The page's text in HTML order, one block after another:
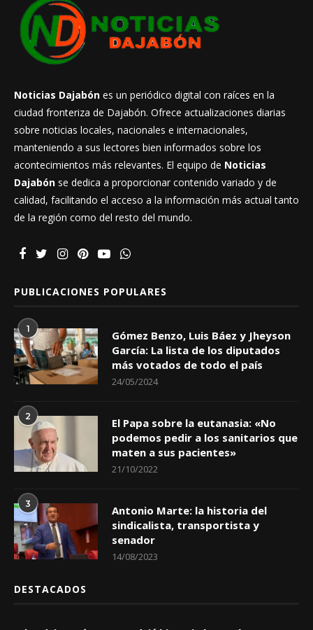
Noticias Dajabón es un periódico digital con raíces en la
ciudad fronteriza de Dajabón. Ofrece actualizaciones diarias
sobre noticias locales, nacionales e internacionales,
manteniendo a sus lectores bien informados sobre los
acontecimientos más relevantes. El equipo de Noticias
Dajabón se dedica a proporcionar contenido variado y de
calidad, facilitando el acceso a la información más actual tanto
de la región como del resto del mundo.
PUBLICACIONES POPULARES
1
Gómez Benzo, Luis Báez y Jheyson
García: La lista de los diputados
más votados de todo el país
24/05/2024
2
El Papa sobre la eutanasia: «No
podemos pedir a los sanitarios que
maten a sus pacientes»
21/10/2022
3
Antonio Marte: la historia del
sindicalista, transportista y
senador
14/08/2023
DESTACADOS